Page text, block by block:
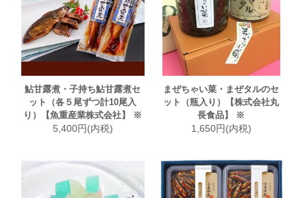
鮎甘露煮・子持ち鮎甘露煮セ
ット（各５尾ずつ計10尾入
り）【魚重産業株式会社】 ※
5,400円(内税)
まぜちゃい菜・まぜタルのセ
ット（瓶入り）【株式会社丸
長食品】 ※
1,650円(内税)